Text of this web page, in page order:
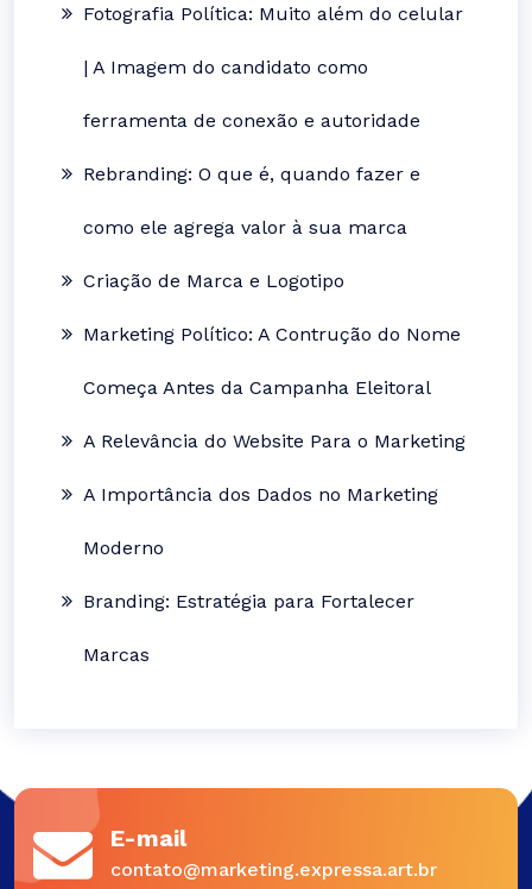
Fotografia Política: Muito além do celular
| A Imagem do candidato como
ferramenta de conexão e autoridade
Rebranding: O que é, quando fazer e
como ele agrega valor à sua marca
Criação de Marca e Logotipo
Marketing Político: A Contrução do Nome
Começa Antes da Campanha Eleitoral
A Relevância do Website Para o Marketing
A Importância dos Dados no Marketing
Moderno
Branding: Estratégia para Fortalecer
Marcas
E-mail
contato@marketing.expressa.art.br